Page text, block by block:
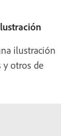
ilustración
otros de